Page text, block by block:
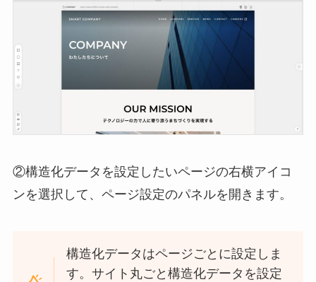
②構造化データを設定したいページの右横アイコ
ンを選択して、ページ設定のパネルを開きます。
構造化データはページごとに設定しま
す。サイト丸ごと構造化データを設定